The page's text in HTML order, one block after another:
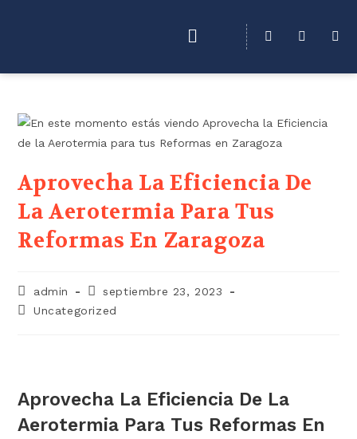
Aprovecha La Eficiencia De
La Aerotermia Para Tus
Reformas En Zaragoza
admin
septiembre 23, 2023
Uncategorized
Aprovecha La Eficiencia De La
Aerotermia Para Tus Reformas En